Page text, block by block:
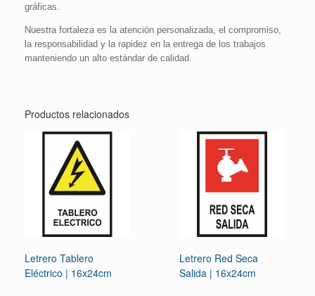
gráficas.
Nuestra fortaleza es la atención personalizada, el compromiso,
la responsabilidad y la rapidez en la entrega de los trabajos
manteniendo un alto estándar de calidad.
Productos relacionados
Letrero Tablero
Eléctrico | 16x24cm
Letrero Red Seca
Salida | 16x24cm